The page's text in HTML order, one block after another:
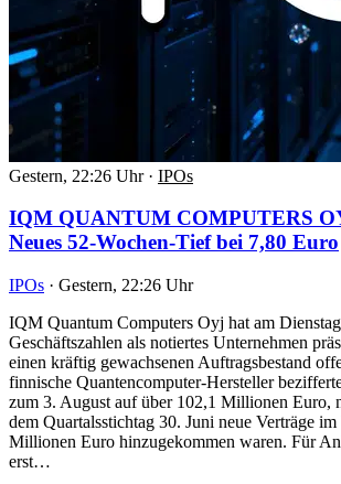
Gestern, 22:26 Uhr · IPOs
IQM QUANTUM COMPUTERS
Neues 52-Wochen-Tief bei 7,80 Euro
IPOs · Gestern, 22:26 Uhr
IQM Quantum Computers Oyj hat am
Geschäftszahlen als notiertes Unternehmen
einen kräftig gewachsenen Auftragsbestand
finnische Quantencomputer-Hersteller
zum 3. August auf über 102,1 Millionen Euro,
dem Quartalsstichtag 30. Juni neue Verträge
Millionen Euro hinzugekommen waren. Für
erst…